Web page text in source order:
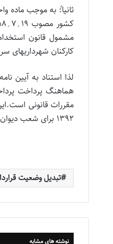
ثانیا:ً به موجب ماده
کارکنان شهرداریهای
لذا استناد به آیین
هماهنگ پرداخت
1392 برای شعب دیوان عدالت اداری و سایر مراجع اداری مربوط در موارد مشابه لازم الاتباع است.
تبدیل وضعیت
نوشته های مشابه